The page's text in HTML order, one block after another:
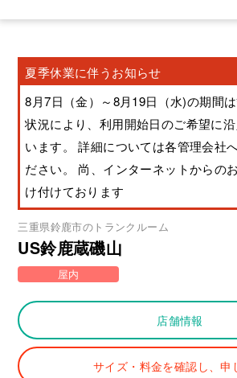
夏季休業に伴うお知らせ
8月7日（金）～8月19日（水)の期間
状況により、利用開始日のご希望に
います。 詳細については各管理会社
ださい。 尚、インターネットからの
け付けております
三重県鈴鹿市のトランクルーム
US鈴鹿蔵磯山
屋内
店舗情報
サイズ・料金を確認し、申